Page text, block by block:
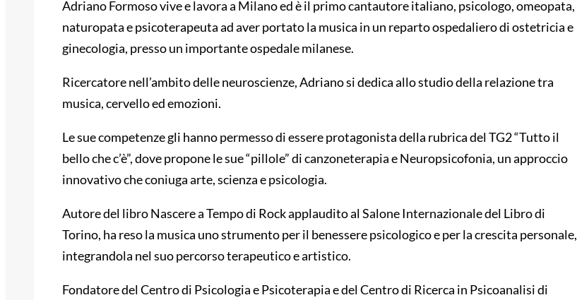
Adriano Formoso vive e lavora a Milano ed è il primo cantautore italiano, psicologo, omeopata,
naturopata e psicoterapeuta ad aver portato la musica in un reparto ospedaliero di ostetricia e
ginecologia, presso un importante ospedale milanese.
Ricercatore nell’ambito delle neuroscienze, Adriano si dedica allo studio della relazione tra
musica, cervello ed emozioni.
Le sue competenze gli hanno permesso di essere protagonista della rubrica del TG2 “Tutto il
bello che c’è”, dove propone le sue “pillole” di canzoneterapia e Neuropsicofonia, un approccio
innovativo che coniuga arte, scienza e psicologia.
Autore del libro Nascere a Tempo di Rock applaudito al Salone Internazionale del Libro di
Torino, ha reso la musica uno strumento per il benessere psicologico e per la crescita personale,
integrandola nel suo percorso terapeutico e artistico.
Fondatore del Centro di Psicologia e Psicoterapia e del Centro di Ricerca in Psicoanalisi di